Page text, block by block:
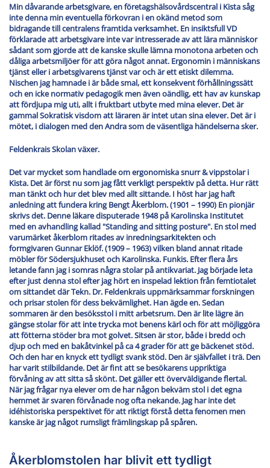
Min dåvarande arbetsgivare, en företagshälsovårdscentral i Kista såg
inte denna min eventuella förkovran i en okänd metod som
bidragande till centralens framtida verksamhet. En insiktsfull VD
förklarade att arbetsgivare inte var intresserade av att lära människor
sådant som gjorde att de kanske skulle lämna monotona arbeten och
dåliga arbetsmiljöer för att göra något annat. Ergonomin i människans
tjänst eller i arbetsgivarens tjänst var och är ett etiskt dilemma.
Nischen jag hamnade i är både smal, ett konsekvent förhållningssätt
och en icke normativ pedagogik men även oändlig, ett hav av kunskap
att fördjupa mig uti, allt i fruktbart utbyte med mina elever. Det är
gammal Sokratisk visdom att läraren är intet utan sina elever. Det är i
mötet, i dialogen med den Andra som de väsentliga händelserna sker.
Feldenkrais Skolan växer.
Det var mycket som handlade om ergonomiska snurr & vippstolar i
Kista. Det är först nu som jag fått verkligt perspektiv på detta. Hur rätt
man tänkt och hur det blev med allt sittande. I höst har jag haft
anledning att fundera kring Bengt Åkerblom. (1901 – 1990) En pionjär
skrivs det. Denne läkare disputerade 1948 på Karolinska Institutet
med en avhandling kallad "Standing and sitting posture". En stol med
varumärket åkerblom ritades av inredningsarkitekten och
formgivaren Gunnar Eklöf. (1909 – 1963) vilken bland annat ritade
möbler för Södersjukhuset och Karolinska. Funkis. Efter flera års
letande fann jag i somras några stolar på antikvariat. Jag började leta
efter just denna stol efter jag hört en inspelad lektion från femtiotalet
om sittandet där Tekn. Dr. Feldenkrais uppmärksammar forskningen
och prisar stolen för dess bekvämlighet. Han ägde en. Sedan
sommaren är den besöksstol i mitt arbetsrum. Den är lite lägre än
gängse stolar för att inte trycka mot benens kärl och för att möjliggöra
att fötterna stöder bra mot golvet. Sitsen är stor, både i bredd och
djup och med en bakåtvinkel på ca 4 grader för att ge bäckenet stöd.
Och den har en knyck ett tydligt svank stöd. Den är självfallet i trä. Den
har varit stilbildande. Det är fint att se besökarens uppriktiga
förvåning av att sitta så skönt. Det gäller ett överväldigande flertal.
När jag frågar nya elever om de har någon bekväm stol i det egna
hemmet är svaren förvånade nog ofta nekande. Jag har inte det
idéhistoriska perspektivet för att riktigt förstå detta fenomen men
kanske är jag något rumsligt främlingskap på spåren.
Åkerblomstolen har blivit ett tydligt